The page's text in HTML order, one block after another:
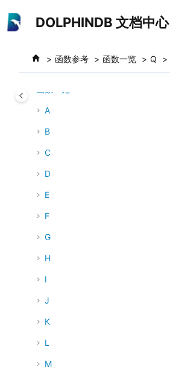
DOLPHINDB 文档中心
函数参考 函数一览 Q
故障排查
A
B
C
D
E
F
G
H
I
J
K
L
M